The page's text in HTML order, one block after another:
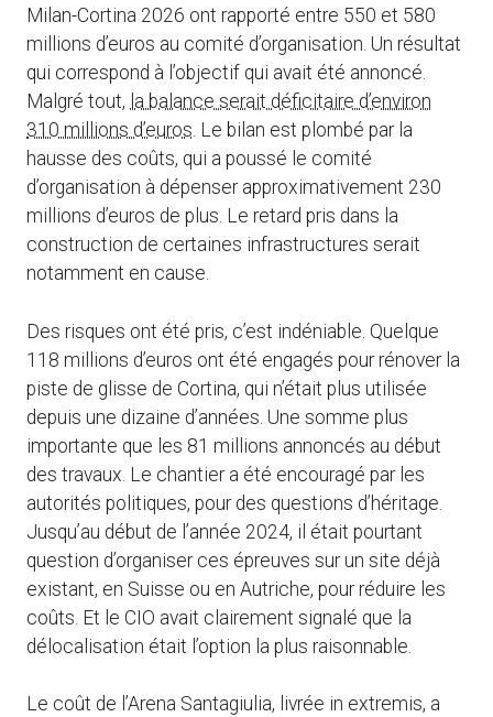
Milan-Cortina 2026 ont rapporté entre 550 et 580
millions d’euros au comité d’organisation. Un résultat
qui correspond à l’objectif qui avait été annoncé.
Malgré tout, la balance serait déficitaire d’environ
310 millions d’euros. Le bilan est plombé par la
hausse des coûts, qui a poussé le comité
d’organisation à dépenser approximativement 230
millions d’euros de plus. Le retard pris dans la
construction de certaines infrastructures serait
notamment en cause.
Des risques ont été pris, c’est indéniable. Quelque
118 millions d’euros ont été engagés pour rénover la
piste de glisse de Cortina, qui n’était plus utilisée
depuis une dizaine d’années. Une somme plus
importante que les 81 millions annoncés au début
des travaux. Le chantier a été encouragé par les
autorités politiques, pour des questions d’héritage.
Jusqu’au début de l’année 2024, il était pourtant
question d’organiser ces épreuves sur un site déjà
existant, en Suisse ou en Autriche, pour réduire les
coûts. Et le CIO avait clairement signalé que la
délocalisation était l’option la plus raisonnable.
Le coût de l’Arena Santagiulia, livrée in extremis, a